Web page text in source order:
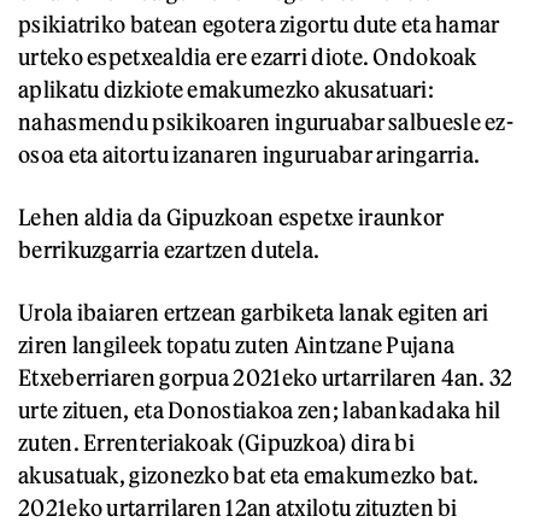
psikiatriko batean egotera zigortu dute eta hamar
urteko espetxealdia ere ezarri diote. Ondokoak
aplikatu dizkiote emakumezko akusatuari:
nahasmendu psikikoaren inguruabar salbuesle ez-
osoa eta aitortu izanaren inguruabar aringarria.
Lehen aldia da Gipuzkoan espetxe iraunkor
berrikuzgarria ezartzen dutela.
Urola ibaiaren ertzean garbiketa lanak egiten ari
ziren langileek topatu zuten Aintzane Pujana
Etxeberriaren gorpua 2021eko urtarrilaren 4an. 32
urte zituen, eta Donostiakoa zen; labankadaka hil
zuten. Errenteriakoak (Gipuzkoa) dira bi
akusatuak, gizonezko bat eta emakumezko bat.
2021eko urtarrilaren 12an atxilotu zituzten bi